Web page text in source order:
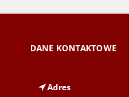
DANE KONTAKTOWE
Adres